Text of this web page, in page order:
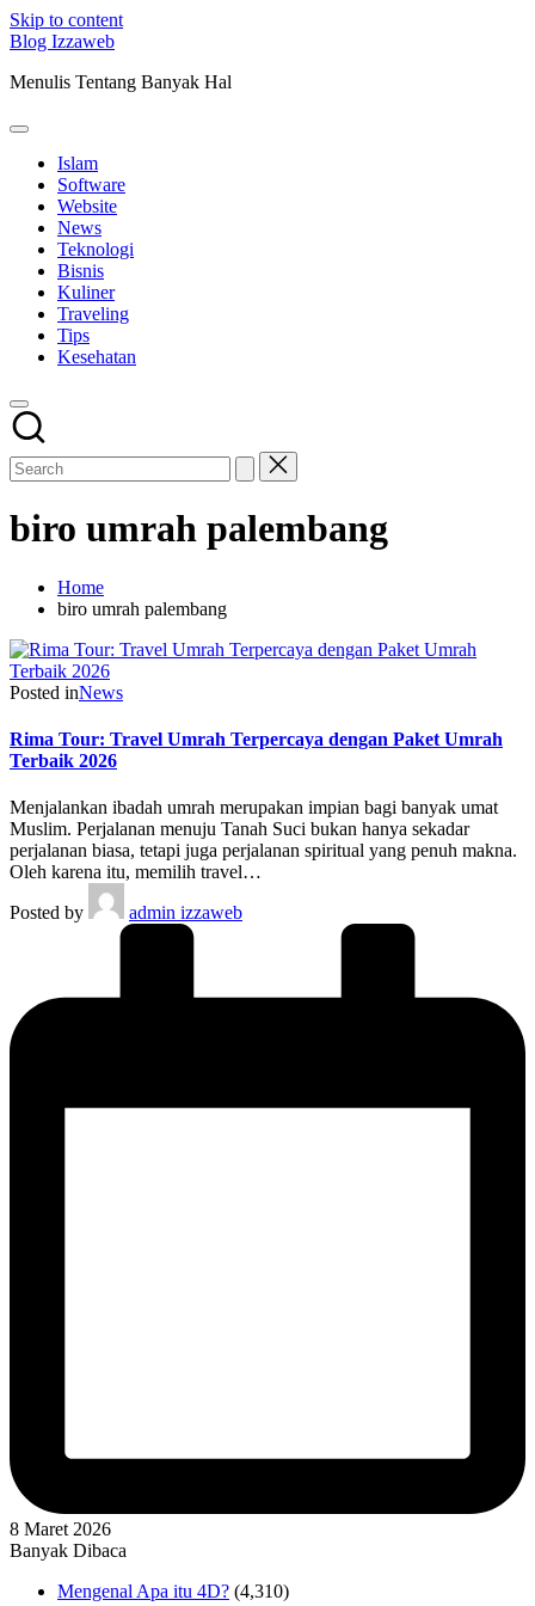
Skip to content
Blog Izzaweb
Menulis Tentang Banyak Hal
Islam
Software
Website
News
Teknologi
Bisnis
Kuliner
Traveling
Tips
Kesehatan
biro umrah palembang
Home
biro umrah palembang
Posted inNews
Rima Tour: Travel Umrah Terpercaya dengan Paket Umrah
Terbaik 2026
Menjalankan ibadah umrah merupakan impian bagi banyak umat
Muslim. Perjalanan menuju Tanah Suci bukan hanya sekadar
perjalanan biasa, tetapi juga perjalanan spiritual yang penuh makna.
Oleh karena itu, memilih travel…
Posted by
admin izzaweb
8 Maret 2026
Banyak Dibaca
Mengenal Apa itu 4D? (4,310)